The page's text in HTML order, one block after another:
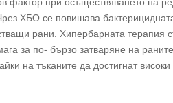
ХБО се повишава
рани. Хипербарната
за по- бързо затваряне на
на тъканите да достигнат